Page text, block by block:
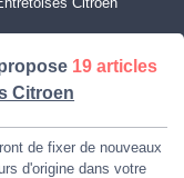
19 articles
Citroen
de fixer de nouveaux
d'origine dans votre